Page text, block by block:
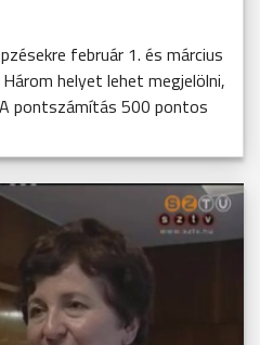
február 1. és március
helyet lehet megjelölni,
pontszámítás 500 pontos